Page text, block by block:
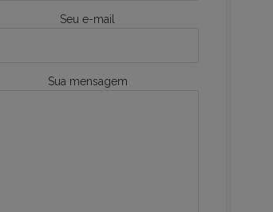
Seu e-mail
Sua mensagem